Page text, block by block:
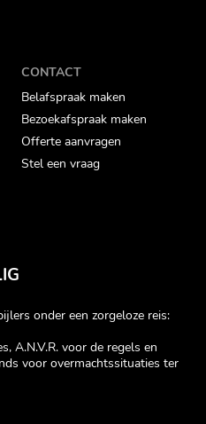
CONTACT
Belafspraak maken
Bezoekafspraak maken
Offerte aanvragen
Stel een vraag
onder een zorgeloze reis:
A.N.V.R. voor de regels en
voor overmachtssituaties ter